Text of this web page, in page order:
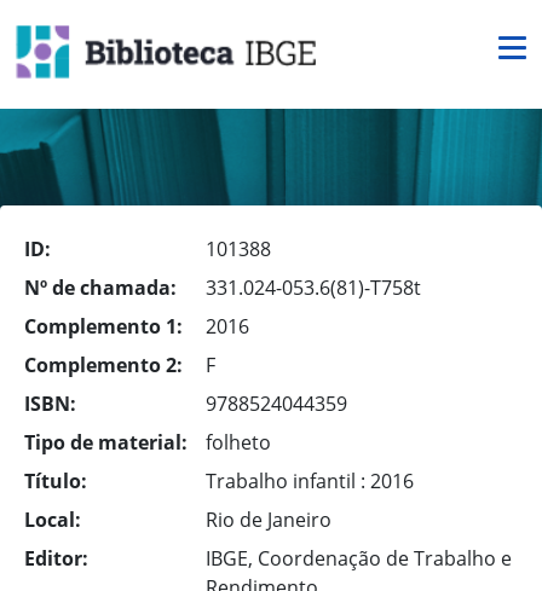
ID:
101388
Nº de chamada:
331.024-053.6(81)-T758t
Complemento 1:
2016
Complemento 2:
F
ISBN:
9788524044359
Tipo de material:
folheto
Título:
Trabalho infantil : 2016
Local:
Rio de Janeiro
Editor:
IBGE, Coordenação de Trabalho e